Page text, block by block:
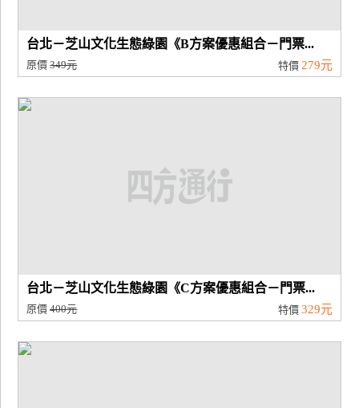
台北－芝山文化生態綠園《B方案優惠組合－門票...
原價349元 特價 279元
台北－芝山文化生態綠園《C方案優惠組合－門票...
原價400元 特價 329元